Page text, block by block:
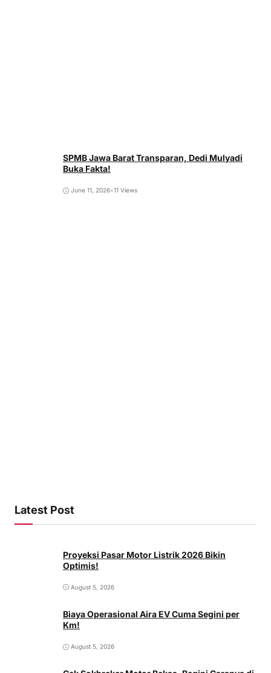
SPMB Jawa Barat Transparan, Dedi Mulyadi
Buka Fakta!
June 11, 2026•11 Views
Latest Post
Proyeksi Pasar Motor Listrik 2026 Bikin
Optimis!
August 5, 2026
Biaya Operasional Aira EV Cuma Segini per
Km!
August 5, 2026